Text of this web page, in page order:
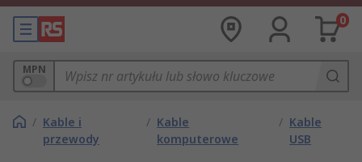
0
MPN
/ Kable i
przewody
/ Kable
komputerowe
/ Kable
USB